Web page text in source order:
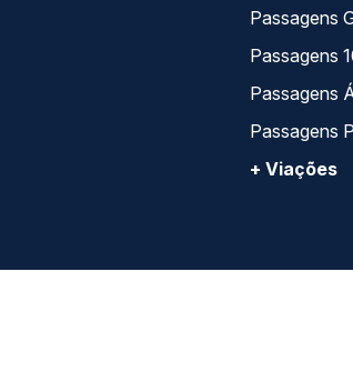
Passagens
Passagens
Passagens
Passagens
+ Viações